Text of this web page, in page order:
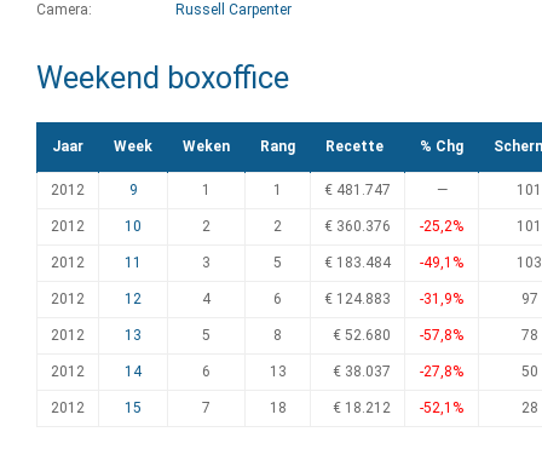
Camera:
Russell Carpenter
Weekend boxoffice
Jaar Week Weken Rang Recette % Chg
2012 9 1 1 € 481.747 — 101
2012 10 2 2 € 360.376 -25,2% 101
2012 11 3 5 € 183.484 -49,1% 103
2012 12 4 6 € 124.883 -31,9% 97
2012 13 5 8 € 52.680 -57,8% 78
2012 14 6 13 € 38.037 -27,8% 50
2012 15 7 18 € 18.212 -52,1% 28